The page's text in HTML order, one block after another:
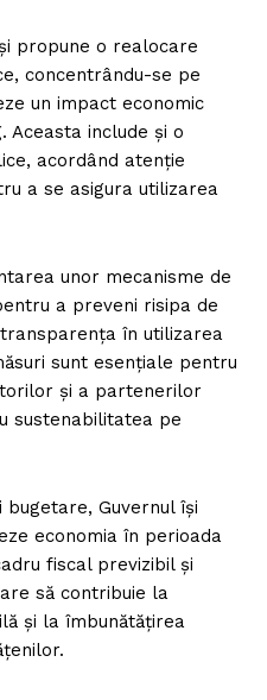
propune o realocare
concentrându-se pe
un impact economic
Aceasta include și o
acordând atenție
a se asigura utilizarea
unor mecanisme de
a preveni risipa de
în utilizarea
sunt esențiale pentru
și a partenerilor
sustenabilitatea pe
Guvernul își
economia în perioada
fiscal previzibil și
să contribuie la
și la îmbunătățirea